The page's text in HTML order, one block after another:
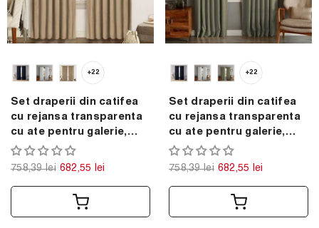
+22
Set draperii din catifea
cu rejansa transparenta
cu ate pentru galerie,
Madison, densitate 700
g/ml, Latte, 2 buc
758,39 lei 682,55 lei
+22
Set draperii din catifea
cu rejansa transparenta
cu ate pentru galerie,
Madison, densitate 700
g/ml, Hazel Wood, 2 buc
758,39 lei 682,55 lei